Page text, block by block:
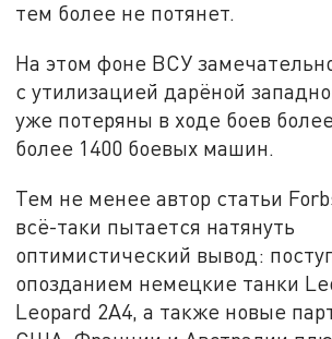
тем более не потянет.
На этом фоне ВСУ
с утилизацией дарёной
уже потеряны в ходе боев
более 1400 боевых машин.
Тем не менее автор статьи
всё-таки пытается натянуть
оптимистический вывод:
опозданием немецкие танки
Leopard 2A4, а также новые